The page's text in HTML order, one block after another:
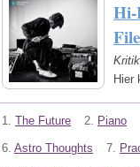
Hi-
Hier
1. The Future 2. Piano
6. Astro Thoughts 7.